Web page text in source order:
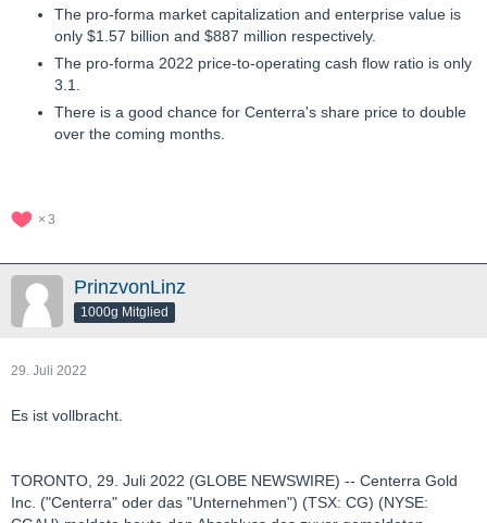
The pro-forma market capitalization and enterprise value is
only $1.57 billion and $887 million respectively.
The pro-forma 2022 price-to-operating cash flow ratio is only
3.1.
There is a good chance for Centerra's share price to double
over the coming months.
3
PrinzvonLinz
1000g Mitglied
29. Juli 2022
Es ist vollbracht.
TORONTO, 29. Juli 2022 (GLOBE NEWSWIRE) -- Centerra Gold
Inc. ("Centerra" oder das "Unternehmen") (TSX: CG) (NYSE: